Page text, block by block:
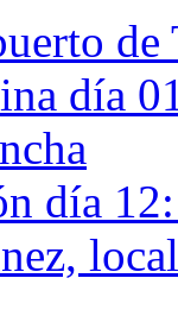
de
día
día